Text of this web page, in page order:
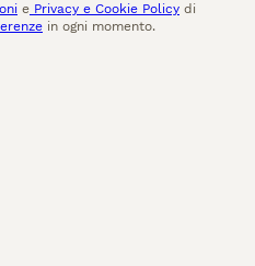
e Privacy e Cookie Policy di
in ogni momento.